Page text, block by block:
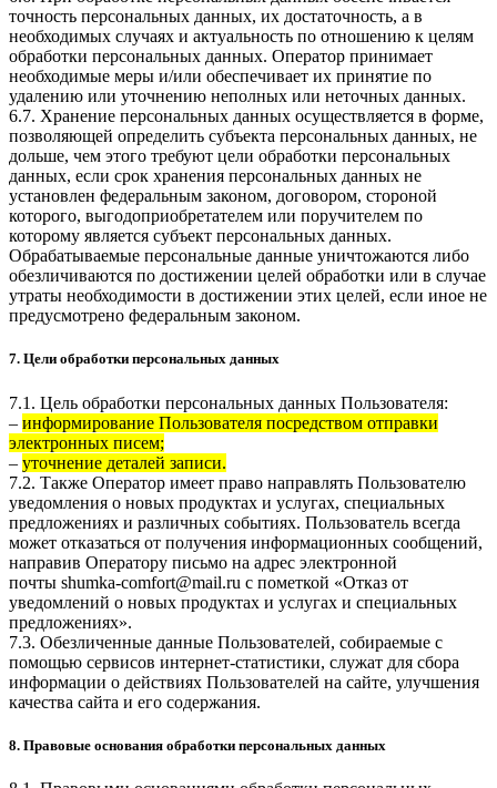
точность персональных данных, их достаточность, а в
необходимых случаях и актуальность по отношению к целям
обработки персональных данных. Оператор принимает
необходимые меры и/или обеспечивает их принятие по
удалению или уточнению неполных или неточных данных.
6.7. Хранение персональных данных осуществляется в форме,
позволяющей определить субъекта персональных данных, не
дольше, чем этого требуют цели обработки персональных
данных, если срок хранения персональных данных не
установлен федеральным законом, договором, стороной
которого, выгодоприобретателем или поручителем по
которому является субъект персональных данных.
Обрабатываемые персональные данные уничтожаются либо
обезличиваются по достижении целей обработки или в случае
утраты необходимости в достижении этих целей, если иное не
предусмотрено федеральным законом.
7. Цели обработки персональных данных
7.1. Цель обработки персональных данных Пользователя:
– информирование Пользователя посредством отправки
электронных писем;
– уточнение деталей записи.
7.2. Также Оператор имеет право направлять Пользователю
уведомления о новых продуктах и услугах, специальных
предложениях и различных событиях. Пользователь всегда
может отказаться от получения информационных сообщений,
направив Оператору письмо на адрес электронной
почты shumka-comfort@mail.ru с пометкой «Отказ от
уведомлений о новых продуктах и услугах и специальных
предложениях».
7.3. Обезличенные данные Пользователей, собираемые с
помощью сервисов интернет-статистики, служат для сбора
информации о действиях Пользователей на сайте, улучшения
качества сайта и его содержания.
8. Правовые основания обработки персональных данных